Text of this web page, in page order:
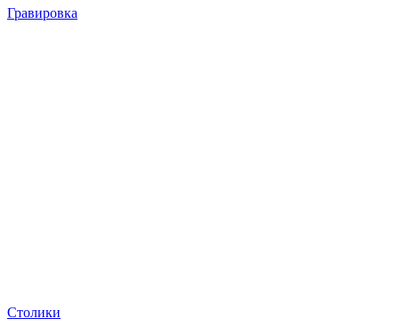
Гравировка
Столики